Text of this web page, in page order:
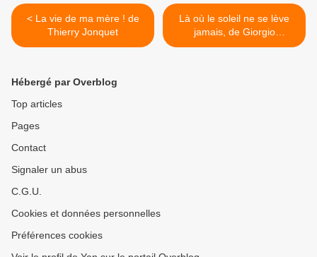
< La vie de ma mère ! de
Thierry Jonquet
Là où le soleil ne se lève
jamais, de Giorgio
Scerbanenco >
Hébergé par Overblog
Top articles
Pages
Contact
Signaler un abus
C.G.U.
Cookies et données personnelles
Préférences cookies